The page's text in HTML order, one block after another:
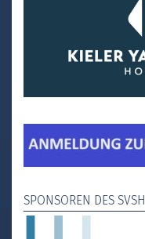
SPONSOREN DES SVSH